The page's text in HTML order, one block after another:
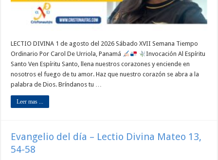
LECTIO DIVINA 1 de agosto del 2026 Sábado XVII Semana Tiempo
Ordinario Por Carol De Urriola, Panamá
Invocación Al Espíritu
Santo Ven Espíritu Santo, llena nuestros corazones y enciende en
nosotros el fuego de tu amor. Haz que nuestro corazón se abra a la
palabra de Dios. Bríndanos tu …
Leer mas ...
Evangelio del día – Lectio Divina Mateo 13,
54-58